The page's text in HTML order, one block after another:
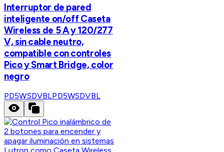
Interruptor de pared
inteligente on/off Caseta
Wireless de 5 A y 120/277
V, sin cable neutro,
compatible con controles
Pico y Smart Bridge, color
negro
PD5WSDVBLPD5WSDVBL